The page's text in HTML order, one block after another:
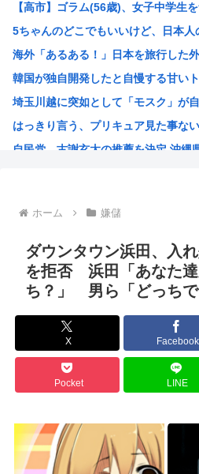
マーベルの新作格ゲー、俺ちゃんこ
共産党・志位氏「高市首相は非核三
【画像】愛知の半グレ、怖すぎる→
「小泉やめろ」核巡る防衛相発言を
40代の独身って休日はなにしてるの
【画像】グラドルさんの『胸』、丸
【高市】ゴラム(56歳)、女子中学生
5ちゃんのどこでもいいけど、日本
海外「あるある！」日本を旅行した
韓国が独自開発したと自慢する甘い
埼玉川越に突如として「モスク」が
はっきり言う、プリキュア見た事ない
自民党、古謝玄太の推薦を決定 沖縄
超かぐや姫！スピンオフ漫画、「超
韓国人「大韓航空の熊本地震飲料水
【衝撃】 韓国人「170cmの日本人、
お前らってなんでみぃ山ってなんで
ワンピースの「世界に5種しかない
米農家「60kg作って1万8000円…コ
井口裕香さん、「ケツ鍛えるより演
氷河期世代『ルッキズムが一番酷か
海外「日本なんて行くんじゃなかっ
ちいかわ映画見てきたんやがバッド
熊本県民「俺たち逆らわねえだぁ！
ホーム 嫌儲
ダウンタウン浜田、入
を拒否 浜田「あなた達
ち？」 男ら「どっちで
X Facebook
Pocket LINE